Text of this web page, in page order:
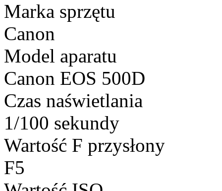
Marka sprzętu
Canon
Model aparatu
Canon EOS 500D
Czas naświetlania
1/100 sekundy
Wartość F przysłony
F5